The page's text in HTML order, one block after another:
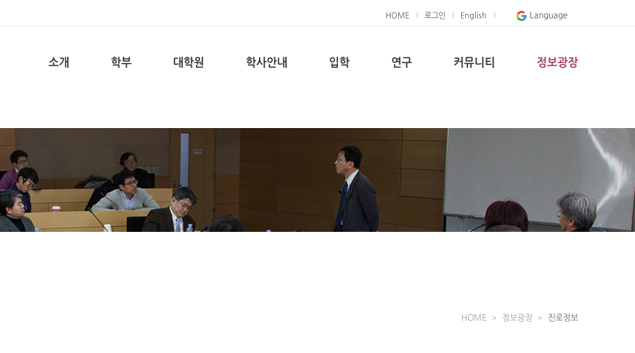
HOME 로그인 English Language
소개 학부 대학원 학사안내 입학 연구 커뮤니티 정보광장
HOME 정보광장 진로정보